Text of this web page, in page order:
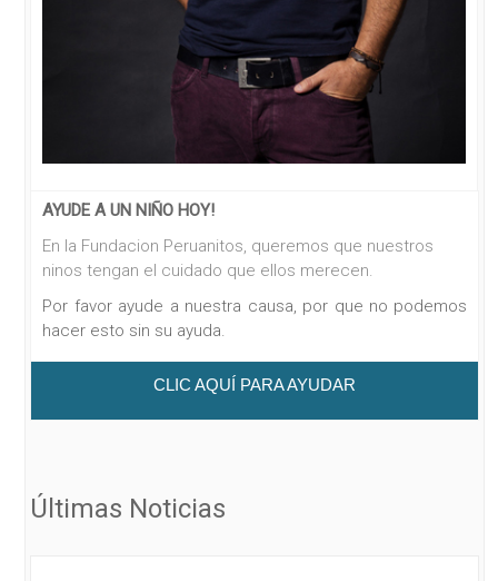
AYUDE A UN NIÑO HOY!
En la Fundacion Peruanitos, queremos que nuestros
ninos tengan el cuidado que ellos merecen.
Por favor ayude a nuestra causa, por que no podemos
hacer esto sin su ayuda.
CLIC AQUÍ PARA AYUDAR
Últimas Noticias